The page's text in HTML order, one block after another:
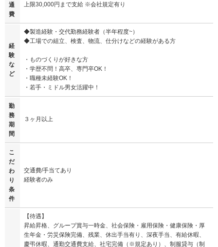
通
費
上限30,000円まで支給 ※会社規定有り
経
験
な
ど
◆製造経験・交代勤務経験者（半年程度~）
◆工場での組立、検査、物流、仕分けなどの経験がある方
・ものづくりが好きな方
・学歴不問！高卒、専門卒OK！
・職種未経験OK！
・若手・ミドル男女活躍中！
勤
務
期
間
３ヶ月以上
こ
だ
わ
り
条
件
交通費/手当てあり
経験者のみ
【待遇】
昇給昇格、グループ賞与一時金、社会保険・雇用保険・健康保険・厚
生年金・労災保険完備、残業、休出手当有り、深夜手当、有給休暇、
慶弔休暇、通勤交通費支給、社宅完備（※規定あり）、制服貸与（制